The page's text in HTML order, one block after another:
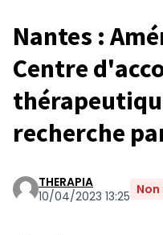
Nantes :
Centre
recherche
THERAPIA
10/04/2023 13:25